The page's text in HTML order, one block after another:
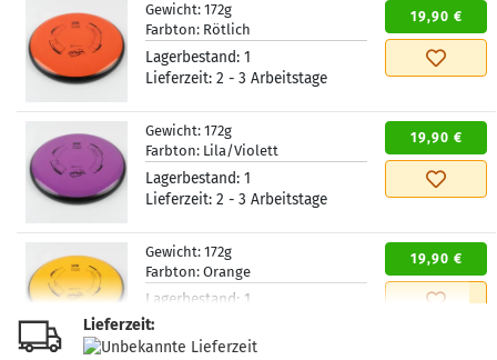
Gewicht: 172g
Farbton: Rötlich
Lagerbestand: 1
Lieferzeit: 2 - 3 Arbeitstage
19,90 €
Gewicht: 172g
Farbton: Lila/Violett
Lagerbestand: 1
Lieferzeit: 2 - 3 Arbeitstage
19,90 €
Gewicht: 172g
Farbton: Orange
Lagerbestand: 1
Lieferzeit:
19,90 €
Lieferzeit: